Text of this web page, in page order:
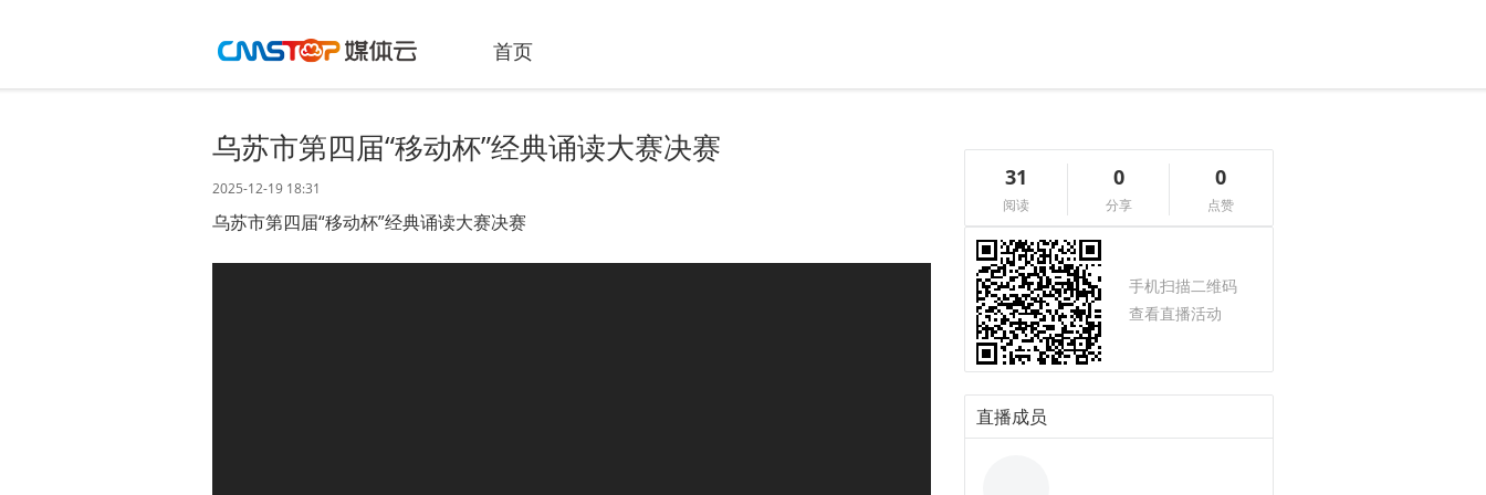
首页
31
阅读
0
分享
0
点赞
手机扫描二维码
查看直播活动
直播成员
乌苏市第四届“移动杯”经典诵读大赛决赛
2025-12-19 18:31
乌苏市第四届“移动杯”经典诵读大赛决赛